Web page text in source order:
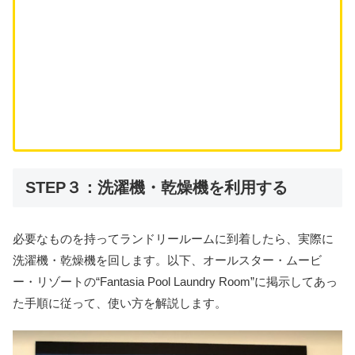
STEP３：洗濯機・乾燥機を利用する
必要なものを持ってランドリールームに到着したら、実際に
洗濯機・乾燥機を回します。以下、オールスター・ムービ
ー・リゾートの“Fantasia Pool Laundry Room”に掲示してあっ
た手順に従って、使い方を解説します。